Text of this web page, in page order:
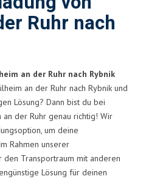
Ruhr nach
an der Ruhr nach Rybnik
an der Ruhr nach Rybnik und
Lösung? Dann bist du bei
an der Ruhr genau richtig! Wir
um deine
Rahmen unserer
Transportraum mit anderen
Lösung für deinen